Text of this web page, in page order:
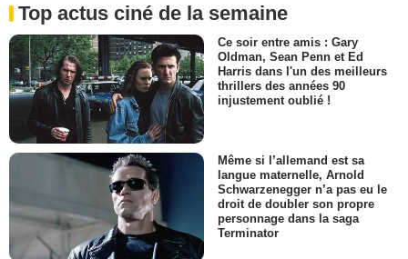
Top actus ciné de la semaine
Ce soir entre amis : Gary
Oldman, Sean Penn et Ed
Harris dans l'un des meilleurs
thrillers des années 90
injustement oublié !
Même si l’allemand est sa
langue maternelle, Arnold
Schwarzenegger n’a pas eu le
droit de doubler son propre
personnage dans la saga
Terminator